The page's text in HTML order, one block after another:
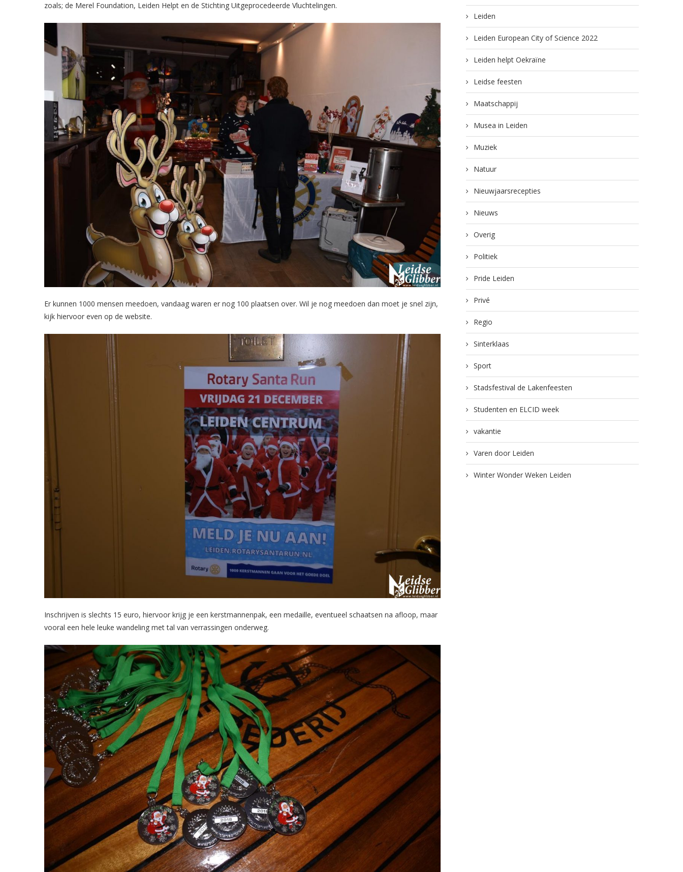
zoals; de Merel Foundation, Leiden Helpt en de Stichting Uitgeprocedeerde Vluchtelingen.
Er kunnen 1000 mensen meedoen, vandaag waren er nog 100 plaatsen over. Wil je nog meedoen dan moet je snel zijn,
kijk hiervoor even op de website.
Inschrijven is slechts 15 euro, hiervoor krijg je een kerstmannenpak, een medaille, eventueel schaatsen na afloop, maar
vooral een hele leuke wandeling met tal van verrassingen onderweg.
Leiden
Leiden European City of Science 2022
Leiden helpt Oekraïne
Leidse feesten
Maatschappij
Musea in Leiden
Muziek
Natuur
Nieuwjaarsrecepties
Nieuws
Overig
Politiek
Pride Leiden
Privé
Regio
Sinterklaas
Sport
Stadsfestival de Lakenfeesten
Studenten en ELCID week
vakantie
Varen door Leiden
Winter Wonder Weken Leiden